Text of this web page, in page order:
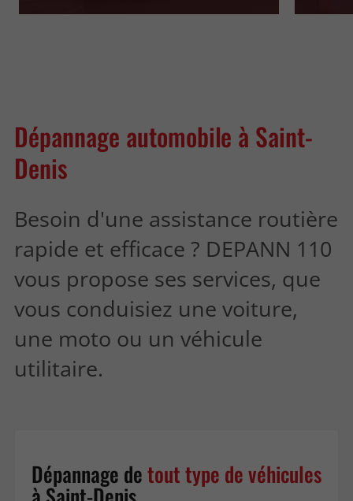
Dépannage automobile à Saint-
Denis
Besoin d'une assistance routière
rapide et efficace ? DEPANN 110
vous propose ses services, que
vous conduisiez une voiture,
une moto ou un véhicule
utilitaire.
Dépannage detout type de véhicules